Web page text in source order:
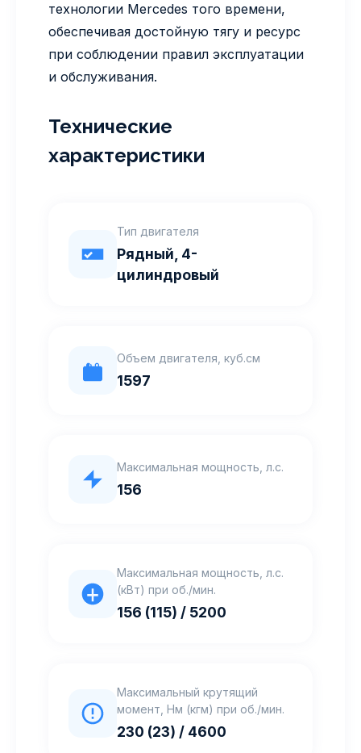
технологии Mercedes того времени,
обеспечивая достойную тягу и ресурс
при соблюдении правил эксплуатации
и обслуживания.
Технические
характеристики
Тип двигателя
Рядный, 4-
цилиндровый
Объем двигателя, куб.см
1597
Максимальная мощность, л.с.
156
Максимальная мощность, л.с.
(кВт) при об./мин.
156 (115) / 5200
Максимальный крутящий
момент, Нм (кгм) при об./мин.
230 (23) / 4600